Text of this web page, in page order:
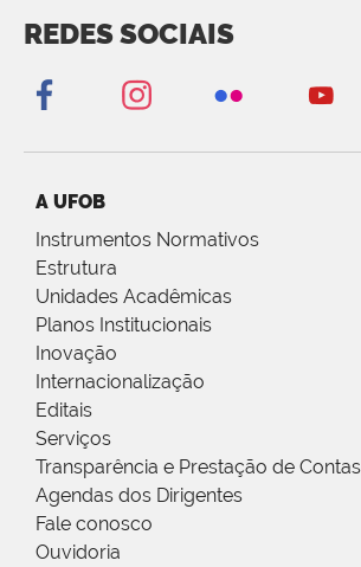
REDES SOCIAIS
A UFOB
Instrumentos Normativos
Estrutura
Unidades Acadêmicas
Planos Institucionais
Inovação
Internacionalização
Editais
Serviços
Transparência e Prestação de Contas
Agendas dos Dirigentes
Fale conosco
Ouvidoria